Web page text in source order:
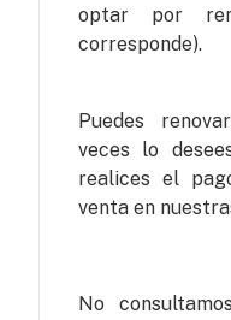
optar por
corresponde).
Puedes
veces lo
realices el
venta en
No